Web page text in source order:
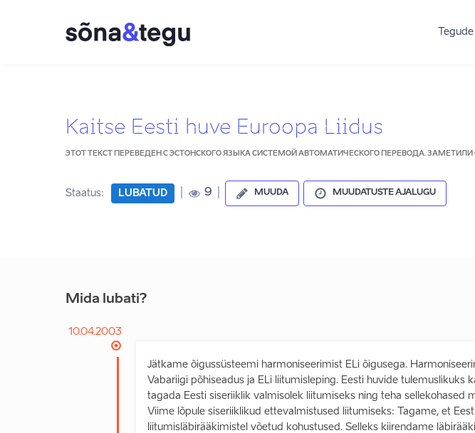
Kaitse Eesti huve Euroopa Liidus
ЭТОТ ТЕКСТ ПЕРЕВЕДЕН С ЭСТОНСКОГО ЯЗЫКА СИСТЕМОЙ АВТОМАТИЧЕСКОГО ПЕРЕВОДА. ЗАМЕТИЛИ
Staatus: LUBATUD 9 MUUDA MUUDATUSTE AJALUGU
Mida lubati?
10.04.2003
Jätkame õigussüsteemi harmoniseerimist ELi õigusega.
Vabariigi põhiseadus ja ELi liitumisleping. Eesti huvide tulemuslikuks
tagada Eesti siseriiklik valmisolek liitumiseks ning teha sellekohased
Viime lõpule siseriiklikud ettevalmistused liitumiseks: Tagame, et
liitumisläbirääkimistel võetud kohustused. Selleks kiirendame